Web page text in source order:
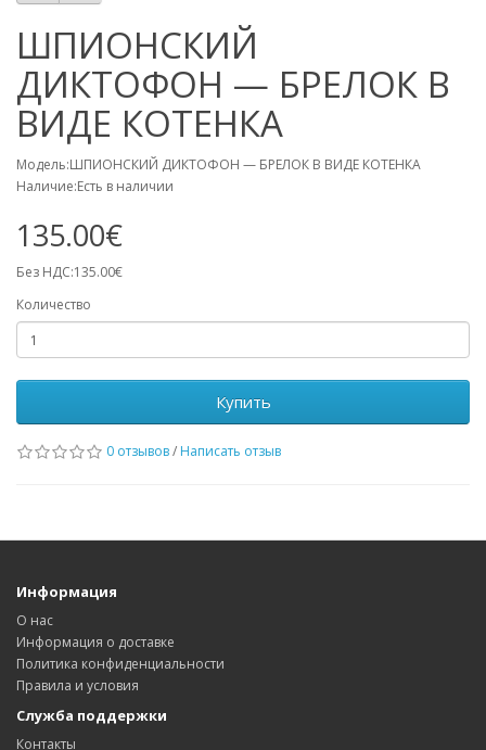
ШПИОНСКИЙ
ДИКТОФОН — БРЕЛОК В
ВИДЕ КОТЕНКА
Модель:ШПИОНСКИЙ ДИКТОФОН — БРЕЛОК В ВИДЕ КОТЕНКА
Наличие:Есть в наличии
135.00€
Без НДС:135.00€
Количество
Купить
0 отзывов/ Написать отзыв
Информация
О нас
Информация о доставке
Политика конфиденциальности
Правила и условия
Служба поддержки
Контакты